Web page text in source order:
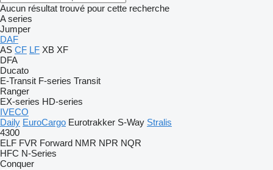
Aucun résultat trouvé pour cette recherche
A series
Jumper
DAF
AS CF LF XB XF
DFA
Ducato
E-Transit F-series Transit
Ranger
EX-series HD-series
IVECO
Daily EuroCargo Eurotrakker S-Way Stralis
4300
ELF FVR Forward NMR NPR NQR
HFC N-Series
Conquer